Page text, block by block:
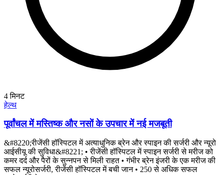
4मिनट
हेल्थ
पूर्वांचल में मस्तिष्क और नसों के उपचार में नई मजबूती
&#8220;रीजेंसी हॉस्पिटल में अत्याधुनिक ब्रेन और स्पाइन की सर्जरी और न्यूरो
आईसीयू की सुविधा&#8221; • रीजेंसी हॉस्पिटल में स्पाइन सर्जरी से मरीज को
कमर दर्द और पैरों के सुन्नपन से मिली राहत • गंभीर ब्रेन इंजरी के एक मरीज की
सफल न्यूरोसर्जरी, रीजेंसी हॉस्पिटल में बची जान • 250 से अधिक सफल